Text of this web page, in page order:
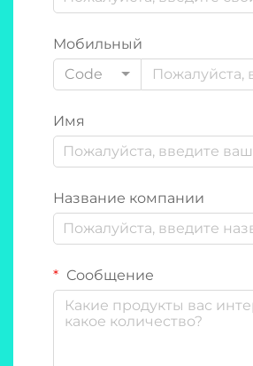
Мобильный
Code
Имя
Название компании
Сообщение